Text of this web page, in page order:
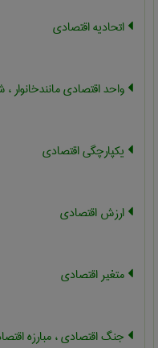
اتحادیه اقتصادی
واحد اقتصادی
یکپارچگی اقتصادی
ارزش اقتصادی
متغیر اقتصادی
جنگ اقتصادی ، مبارزه